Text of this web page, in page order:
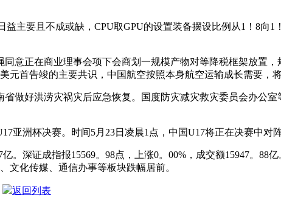
要且不成或缺，CPU取GPU的设置装备摆设比例从1！8向1
正在商业理事会项下会商划一规模产物对等降税框架放置，
首告竣的主要共识，中国航空按照本身航空运输成长需要，
好洪涝灾祸灾后应急恢复。国度防灾减灾救灾委员会办公室
洲杯决赛。时间5月23日凌晨1点，中国U17将正在决赛中对阵
深证成指报15569。98点，上涨0。00%，成交额15947。88
文化传媒、通信办事等板块跌幅居前。
返回列表